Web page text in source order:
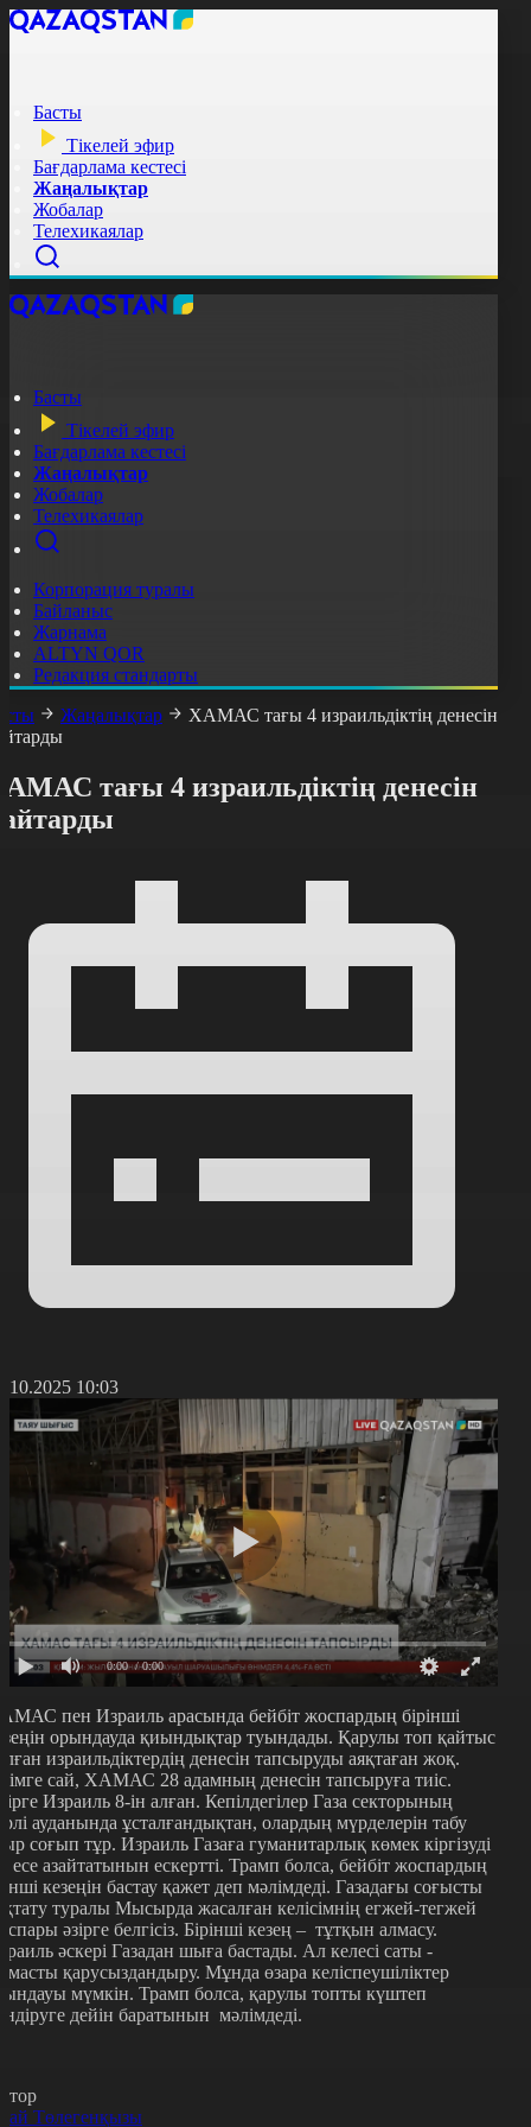
Басты
Тікелей эфир
Бағдарлама кестесі
Жаңалықтар
Жобалар
Телехикаялар
Басты
Тікелей эфир
Бағдарлама кестесі
Жаңалықтар
Жобалар
Телехикаялар
Корпорация туралы
Байланыс
Жарнама
ALTYN QOR
Редакция стандарты
Жаңалықтар
ХАМАС тағы 4 израильдіктің денесін
тағы 4 израильдіктің денесін
10:03
0:00 / 0:00
пен Израиль арасында бейбіт жоспардың бірінші
орындауда қиындықтар туындады. Қарулы топ қайтыс
израильдіктердің денесін тапсыруды аяқтаған жоқ.
сай, ХАМАС 28 адамның денесін тапсыруға тиіс.
Израиль 8-ін алған. Кепілдегілер Газа секторының
ауданында ұсталғандықтан, олардың мүрделерін табу
соғып тұр. Израиль Газаға гуманитарлық көмек кіргізуді
есе азайтатынын ескертті. Трамп болса, бейбіт жоспардың
кезеңін бастау қажет деп мәлімдеді. Газадағы соғысты
туралы Мысырда жасалған келісімнің егжей-тегжей
әзірге белгісіз. Бірінші кезең – тұтқын алмасу.
әскері Газадан шыға бастады. Ал келесі саты -
қарусыздандыру. Мұнда өзара келіспеушіліктер
мүмкін. Трамп болса, қарулы топты күштеп
дейін баратынын мәлімдеді.
Төлегенқызы